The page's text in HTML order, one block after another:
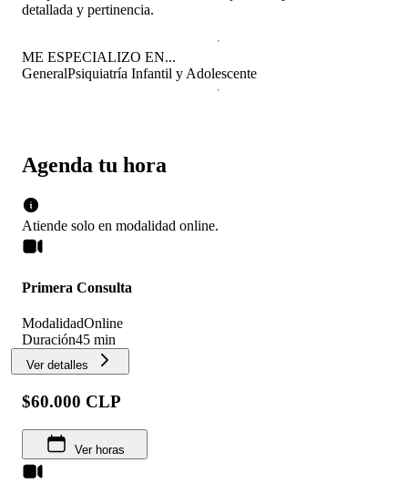
Agenda tu hora
Atiende solo en modalidad online.
Primera Consulta
ModalidadOnline
Duración45 min
Ver detalles
$60.000 CLP
Ver horas
detallada y pertinencia.
ME ESPECIALIZO EN...
GeneralPsiquiatría Infantil y Adolescente